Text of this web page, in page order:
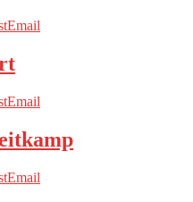
Email
Email
Email